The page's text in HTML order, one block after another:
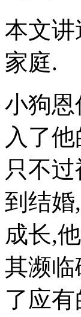
本文
家庭.
小狗
入了
只不
到结
成长,
其濒
了应